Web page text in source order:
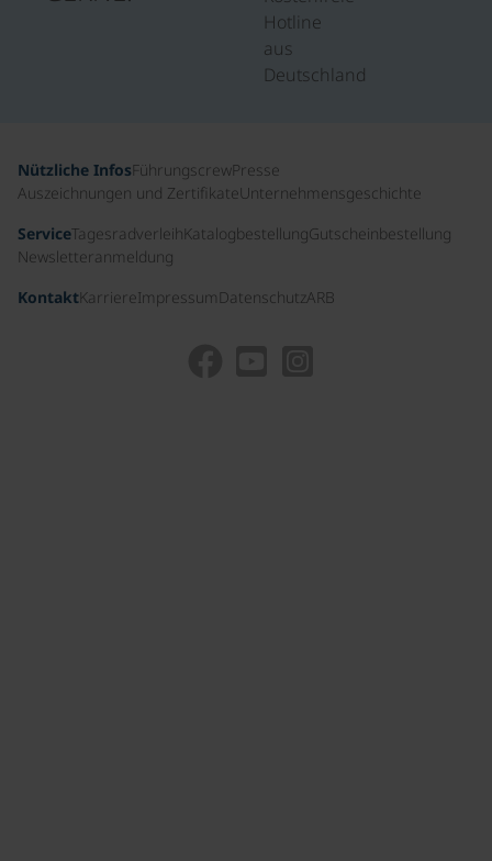
Hotline
aus
Deutschland
Nützliche InfosFührungscrewPresse
Auszeichnungen und ZertifikateUnternehmensgeschichte
ServiceTagesradverleihKatalogbestellungGutscheinbestellung
Newsletteranmeldung
KontaktKarriereImpressum DatenschutzARB